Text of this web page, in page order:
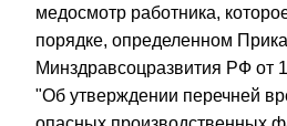
медосмотр работника,
порядке, определенном
Минздравсоцразвития РФ от
"Об утверждении перечней